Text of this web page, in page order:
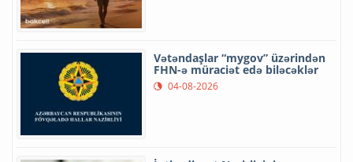
Vətəndaşlar “mygov” üzərindən
FHN-ə müraciət edə biləcəklər
04-08-2026